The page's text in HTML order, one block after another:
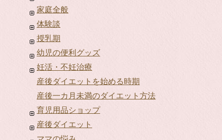
家庭全般
体験談
授乳期
幼児の便利グッズ
妊活・不妊治療
産後ダイエットを始める時期
産後一カ月未満のダイエット方法
育児用品ショップ
産後ダイエット